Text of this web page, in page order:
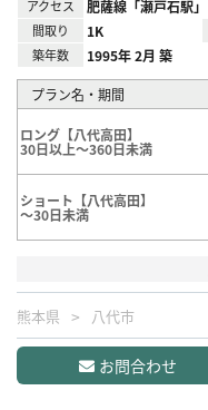
アクセス 肥薩線「瀬戸石駅」
間取り 1K
築年数 1995年 2月 築
プラン名・期間
ロング【八代高田】
30日以上～360日未満
ショート【八代高田】
～30日未満
熊本県 八代市
お問合わせ